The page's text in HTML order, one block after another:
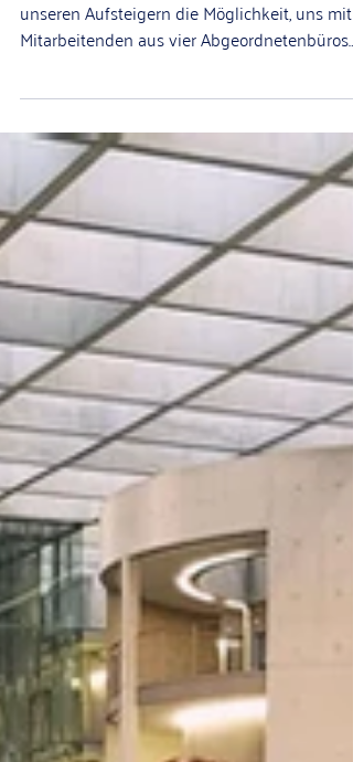
Birgit Priesmann
5. März 2020
Am 19.02.20 hatten wir gemeinsam mit
unseren Aufsteigern die Möglichkeit, uns mit
Mitarbeitenden aus vier Abgeordnetenbüros
über den...